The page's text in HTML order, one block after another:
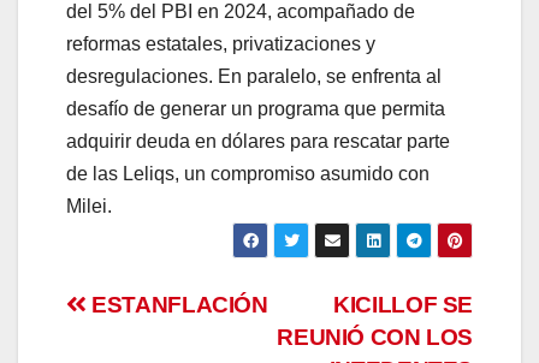
del 5% del PBI en 2024, acompañado de
reformas estatales, privatizaciones y
desregulaciones. En paralelo, se enfrenta al
desafío de generar un programa que permita
adquirir deuda en dólares para rescatar parte
de las Leliqs, un compromiso asumido con
Milei.
Navegación
KICILLOF SE
REUNIÓ CON LOS
ESTANFLACIÓN